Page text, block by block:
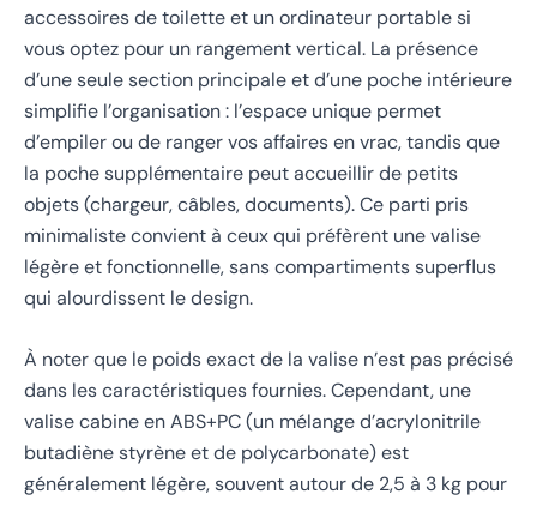
accessoires de toilette et un ordinateur portable si
vous optez pour un rangement vertical. La présence
d’une seule section principale et d’une poche intérieure
simplifie l’organisation : l’espace unique permet
d’empiler ou de ranger vos affaires en vrac, tandis que
la poche supplémentaire peut accueillir de petits
objets (chargeur, câbles, documents). Ce parti pris
minimaliste convient à ceux qui préfèrent une valise
légère et fonctionnelle, sans compartiments superflus
qui alourdissent le design.
À noter que le poids exact de la valise n’est pas précisé
dans les caractéristiques fournies. Cependant, une
valise cabine en ABS+PC (un mélange d’acrylonitrile
butadiène styrène et de polycarbonate) est
généralement légère, souvent autour de 2,5 à 3 kg pour